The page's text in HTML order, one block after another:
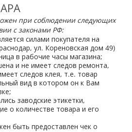
при соблюдении следующих
с законами РФ:
силами покупателя на
ул. Кореновская дом 49)
в рабочие часы магазина;
и не имеет следов ремонта,
следов клея, т.е. товар
вид в котором он к Вам
заводские этикетки,
о количестве товара и его
быть предоставлен чек о